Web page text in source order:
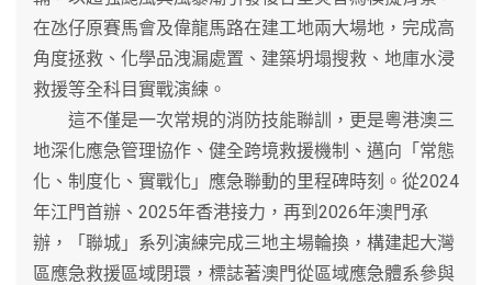
在氹仔原賽馬會及偉龍馬路在建工地兩大場地，完成高
角度拯救、化學品洩漏處置、建築坍塌搜救、地庫水浸
救援等全科目實戰演練。
這不僅是一次常規的消防技能聯訓，更是粵港澳三
地深化應急管理協作、健全跨境救援機制、邁向「常態
化、制度化、實戰化」應急聯動的里程碑時刻。從2024
年江門首辦、2025年香港接力，再到2026年澳門承
辦，「聯城」系列演練完成三地主場輪換，構建起大灣
區應急救援區域閉環，標誌著澳門從區域應急體系參與